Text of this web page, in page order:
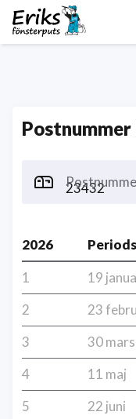
Postnummer
2026
1
19
2
23
3
30 mars
4
11 maj
5
22 juni